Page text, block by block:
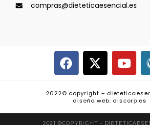
compras@dieteticaesencial.es
2022© copyright –
diseño web: discorp.es
2021 ©COPYRIGHT -